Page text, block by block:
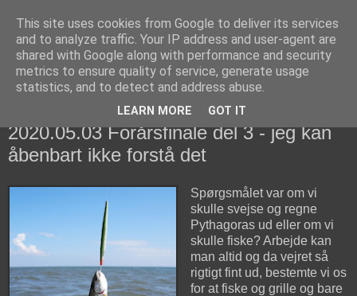
fiskedagbog.dk
Havørredfiskeri, tordenvejr og rav i (en skøn?) tre-enighed
2020.05.03 Forårsfinale del 3 - jeg kan
åbenbart ikke forstå det
Spørgsmålet var om vi
skulle svejse og regne
Pythagoras ud eller om vi
skulle fiske? Arbejde kan
man altid og da vejret så
rigtigt fint ud, bestemte vi os
for at fiske og grille og bare
This site uses cookies from Google to deliver its services
and to analyze traffic. Your IP address and user-agent are
shared with Google along with performance and security
metrics to ensure quality of service, generate usage
statistics, and to detect and address abuse.
LEARN MORE GOT IT